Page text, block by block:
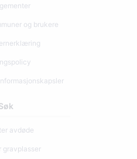
og brukere
avdøde
gravplasser